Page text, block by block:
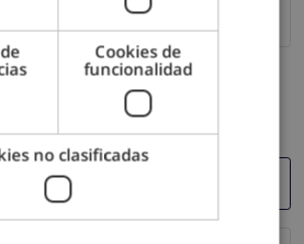
de e-mail no funcione
Cookies de
funcionalidad
no clasificadas